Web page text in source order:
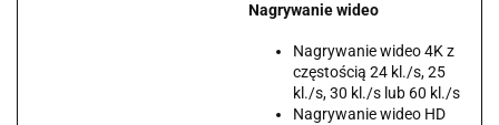
Nagrywanie wideo
Nagrywanie wideo 4K z
częstością 24 kl./s, 25
kl./s, 30 kl./s lub 60 kl./s
Nagrywanie wideo HD